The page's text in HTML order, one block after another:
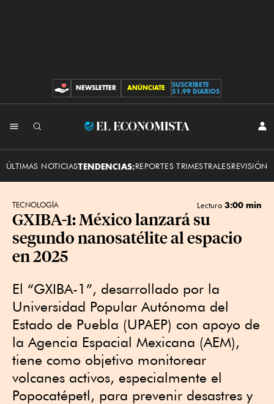
CONTRIBUCIONES
NEWSLETTER ANÚNCIATE
SUSCRÍBETE
$1.99 DIARIOS
El
ÚLTIMAS NOTICIASTENDENCIAS:REPORTES TRIMESTRALESREVISIÓN
TECNOLOGÍA Lectura 3:00 min
GXIBA-1: México lanzará su
segundo nanosatélite al espacio
en 2025
El “GXIBA-1”, desarrollado por la
Universidad Popular Autónoma del
Estado de Puebla (UPAEP) con apoyo de
la Agencia Espacial Mexicana (AEM),
tiene como objetivo monitorear
volcanes activos, especialmente el
Popocatépetl, para prevenir desastres y